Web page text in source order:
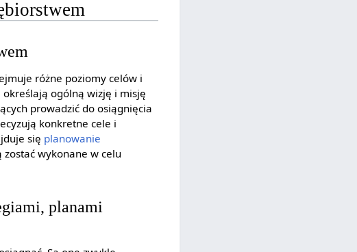
różne poziomy celów i
ogólną wizję i misję
prowadzić do osiągnięcia
konkretne cele i
się planowanie
wykonane w celu
planami